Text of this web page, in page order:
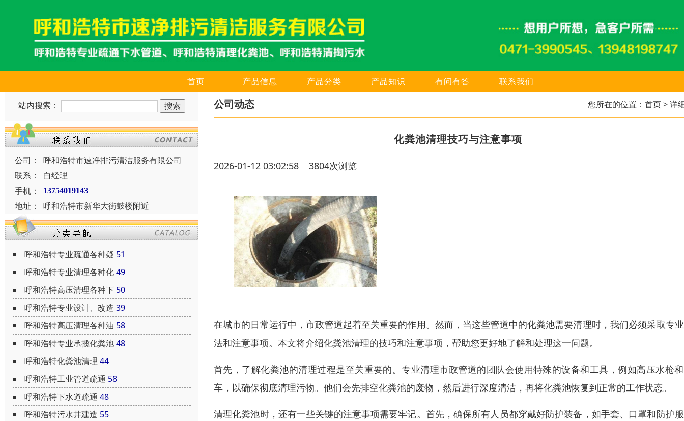
首页 产品信息 产品分类 产品知识 有问有答 联系我们
站内搜索：
公司：
呼和浩特市速净排污清洁服务有限公司
联系：
白经理
手机：
13754019143
地址： 呼和浩特市新华大街鼓楼附近
呼和浩特专业疏通各种疑 51
呼和浩特专业清理各种化49
呼和浩特高压清理各种下 50
呼和浩特专业设计、改造 39
呼和浩特高压清理各种油 58
呼和浩特专业承揽化粪池48
呼和浩特化粪池清理 44
呼和浩特工业管道疏通 58
呼和浩特下水道疏通 48
呼和浩特污水井建造 55
公司动态 您所在的位置： 首页> 详
化粪池清理技巧与注意事项
2026-01-12 03:02:58 3804次浏览
在城市的日常运行中，市政管道起着至关重要的作用。然而，当这些管道中的化粪池需要清理时，我们必须采取专
法和注意事项。本文将介绍化粪池清理的技巧和注意事项，帮助您更好地了解和处理这一问题。
首先，了解化粪池的清理过程是至关重要的。专业清理市政管道的团队会使用特殊的设备和工具，例如高压水枪
车，以确保彻底清理污物。他们会先排空化粪池的废物，然后进行深度清洁，再将化粪池恢复到正常的工作状态。
清理化粪池时，还有一些关键的注意事项需要牢记。首先，确保所有人员都穿戴好防护装备，如手套、口罩和防护